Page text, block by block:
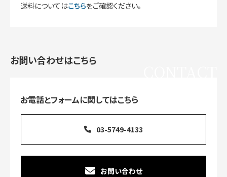
送料についてはこちらをご確認ください。
お問い合わせはこちら
お電話とフォームに関してはこちら
03-5749-4133
お問い合わせ